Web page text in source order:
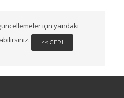
için yandaki
<< GERI